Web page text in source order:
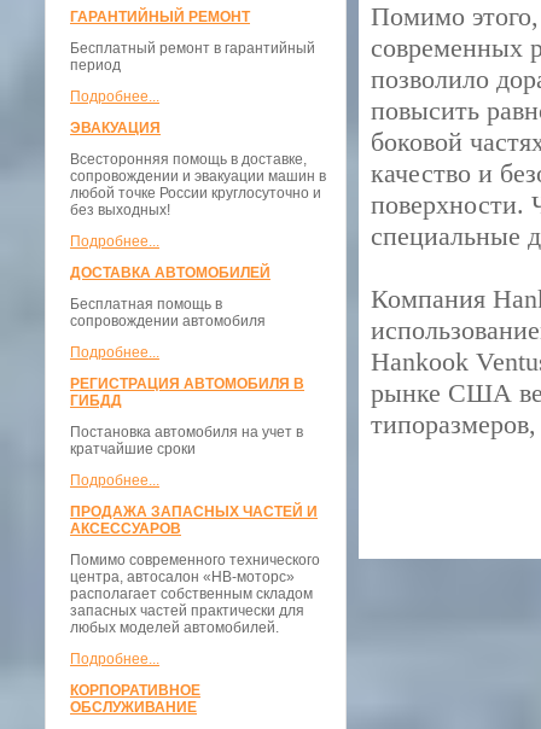
ГАРАНТИЙНЫЙ РЕМОНТ
Бесплатный ремонт в гарантийный
период
Подробнее...
ЭВАКУАЦИЯ
Всесторонняя помощь в доставке,
сопровождении и эвакуации машин в
любой точке России круглосуточно и
без выходных!
Подробнее...
ДОСТАВКА АВТОМОБИЛЕЙ
Бесплатная помощь в
сопровождении автомобиля
Подробнее...
РЕГИСТРАЦИЯ АВТОМОБИЛЯ В
ГИБДД
Постановка автомобиля на учет в
кратчайшие сроки
Подробнее...
ПРОДАЖА ЗАПАСНЫХ ЧАСТЕЙ И
АКСЕССУАРОВ
Помимо современного технического
центра, автосалон «НВ-моторс»
располагает собственным складом
запасных частей практически для
любых моделей автомобилей.
Подробнее...
КОРПОРАТИВНОЕ
ОБСЛУЖИВАНИЕ
Помимо
современных
позволило
повысить
боковой
качество и
поверхности.
специальные
Компания
Hankook
рынке США